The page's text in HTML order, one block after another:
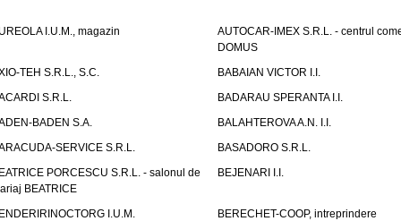
I.U.M., magazin
AUTOCAR-IMEX S.R.L. - centrul
DOMUS
TEH S.R.L., S.C.
BABAIAN VICTOR I.I.
S.R.L.
BADARAU SPERANTA I.I.
BADEN S.A.
BALAHTEROVA A.N. I.I.
SERVICE S.R.L.
BASADORO S.R.L.
PORCESCU S.R.L. - salonul de
BEATRICE
BEJENARI I.I.
I.U.M.
BERECHET-COOP, intreprindere